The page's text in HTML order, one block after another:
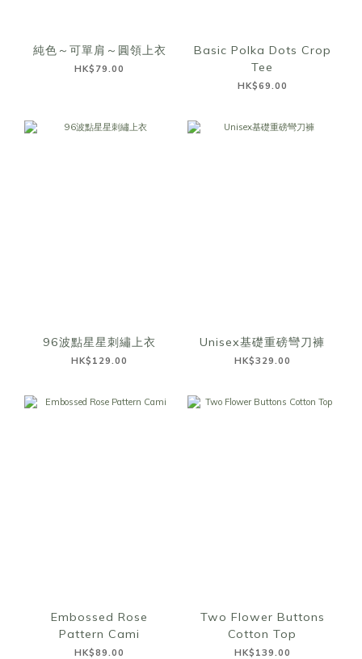
純色～可單肩～圓領上衣
HK$79.00
Basic Polka Dots Crop
Tee
HK$69.00
96波點星星刺繡上衣
HK$129.00
Unisex基礎重磅彎刀褲
HK$329.00
Embossed Rose
Pattern Cami
HK$89.00
Two Flower Buttons
Cotton Top
HK$139.00